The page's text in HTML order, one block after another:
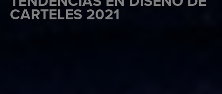
PT
CARTELES 2021